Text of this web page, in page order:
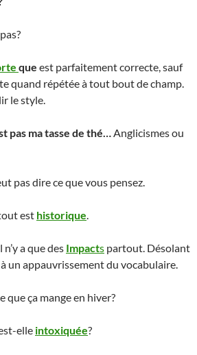
que est parfaitement correcte, sauf
quand répétée à tout bout de champ.
le style.
pas ma tasse de thé…Anglicismes ou
pas dire ce que vous pensez.
est historique.
a que des Impacts partout. Désolant
un appauvrissement du vocabulaire.
que ça mange en hiver?
elle intoxiquée?